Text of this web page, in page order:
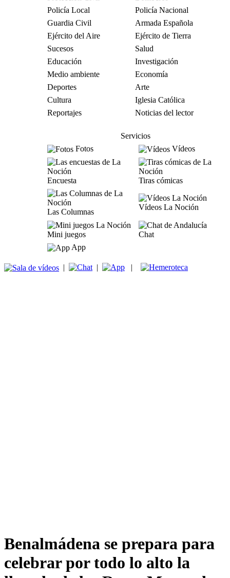
Policía Local
Policía Nacional
Guardia Civil
Armada Española
Ejército del Aire
Ejército de Tierra
Sucesos
Salud
Educación
Investigación
Medio ambiente
Economía
Deportes
Arte
Cultura
Iglesia Católica
Reportajes
Noticias del lector
Servicios
Fotos
Vídeos
Encuesta Tiras cómicas
Las Columnas
Vídeos La Noción
Mini juegos
Chat
App
| | |
Benalmádena se prepara para
celebrar por todo lo alto la